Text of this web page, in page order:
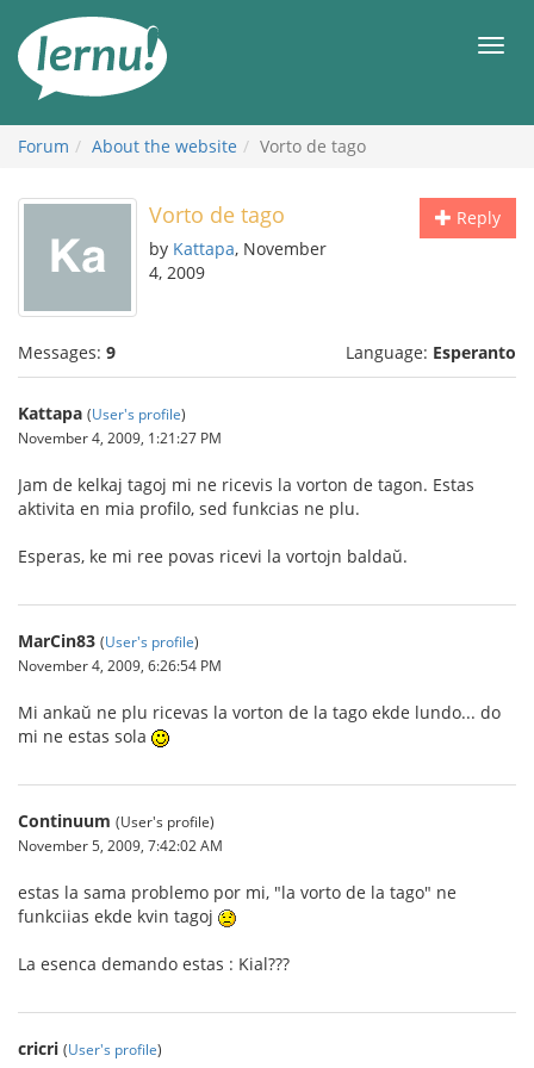
the
content
Forum About the website Vorto de tago
Reply
Vorto de tago
by Kattapa, November
4, 2009
Messages: 9 Language: Esperanto
Kattapa (User's profile)
November 4, 2009, 1:21:27 PM
Jam de kelkaj tagoj mi ne ricevis la vorton de tagon. Estas
aktivita en mia profilo, sed funkcias ne plu.
Esperas, ke mi ree povas ricevi la vortojn baldaŭ.
MarCin83 (User's profile)
November 4, 2009, 6:26:54 PM
Mi ankaŭ ne plu ricevas la vorton de la tago ekde lundo... do
mi ne estas sola
Continuum (User's profile)
November 5, 2009, 7:42:02 AM
estas la sama problemo por mi, "la vorto de la tago" ne
funkciias ekde kvin tagoj
La esenca demando estas : Kial???
cricri (User's profile)